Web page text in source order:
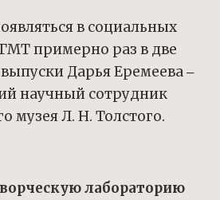
в социальных
ГМТ примерно раз в две
Дарья Еремеева ‒
научный сотрудник
музея Л. Н. Толстого.
лабораторию